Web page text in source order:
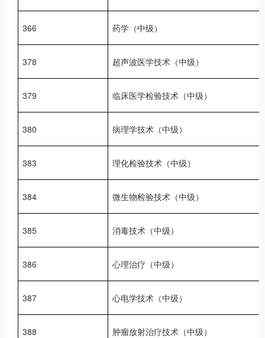
366 药学（中级）
378 超声波医学技术（中级）
379 临床医学检验技术（中级）
380 病理学技术（中级）
383 理化检验技术（中级）
384 微生物检验技术（中级）
385 消毒技术（中级）
386 心理治疗（中级）
387 心电学技术（中级）
388 肿瘤放射治疗技术（中级）